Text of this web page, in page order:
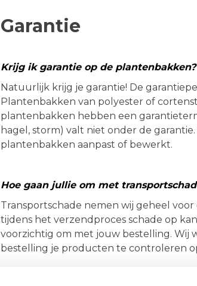
Garantie
Krijg ik garantie op de plantenbakken?
Natuurlijk krijg je garantie! De
Plantenbakken van polyester of
plantenbakken hebben een
hagel, storm) valt niet onder de
plantenbakken aanpast of bewerkt.
Hoe gaan jullie om met
Transportschade nemen wij geheel
tijdens het verzendproces schade op
voorzichtig om met jouw bestelling. Wij
bestelling je producten te controleren